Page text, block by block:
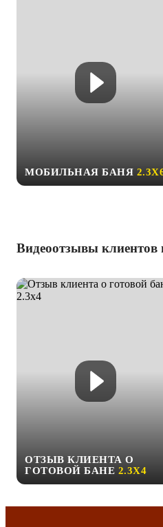
МОБИЛЬНАЯ БАНЯ
Видеоотзывы клиентов
ОТЗЫВ КЛИЕНТА О
ГОТОВОЙ БАНЕ 2.3Х4